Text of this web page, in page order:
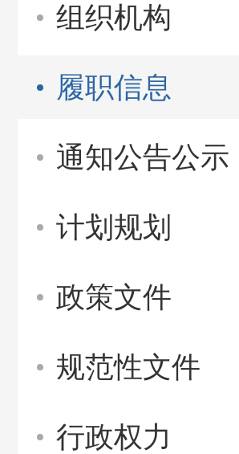
组织机构
履职信息
通知公告公示
计划规划
政策文件
规范性文件
行政权力